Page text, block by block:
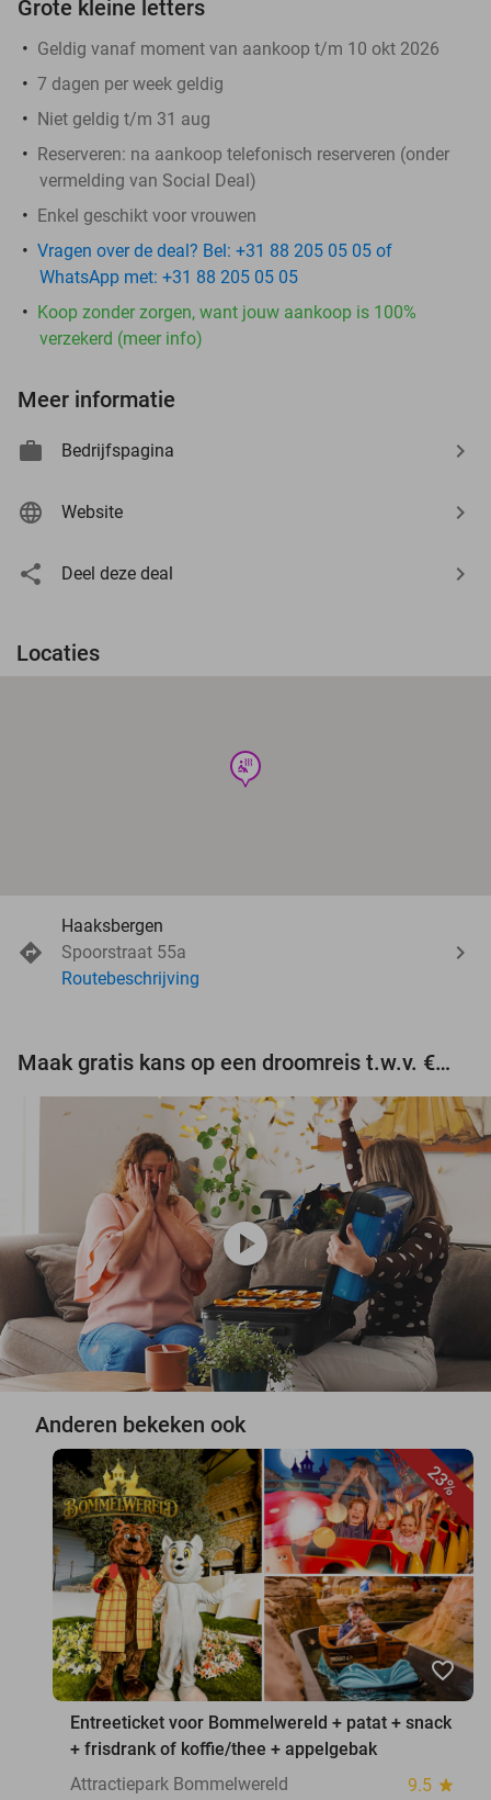
Grote kleine letters
Geldig vanaf moment van aankoop t/m 10 okt 2026
7 dagen per week geldig
Niet geldig t/m 31 aug
Reserveren: na aankoop telefonisch reserveren (onder
vermelding van Social Deal)
Enkel geschikt voor vrouwen
Vragen over de deal? Bel: +31 88 205 05 05 of
WhatsApp met: +31 88 205 05 05
Koop zonder zorgen, want jouw aankoop is 100%
verzekerd (meer info)
Meer informatie
Bedrijfspagina
Website
Deel deze deal
Locaties
wellness
Haaksbergen
Spoorstraat 55a
Routebeschrijving
Maak gratis kans op een droomreis t.w.v. €3.000!
play_circle
Anderen bekeken ook
23%
favorite_border
Entreeticket voor Bommelwereld + patat + snack
+ frisdrank of koffie/thee + appelgebak
Attractiepark Bommelwereld
9.5 star